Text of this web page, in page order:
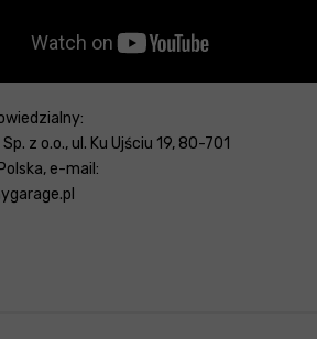
z o.o., ul. Ku Ujściu 19, 80-701
e-mail: